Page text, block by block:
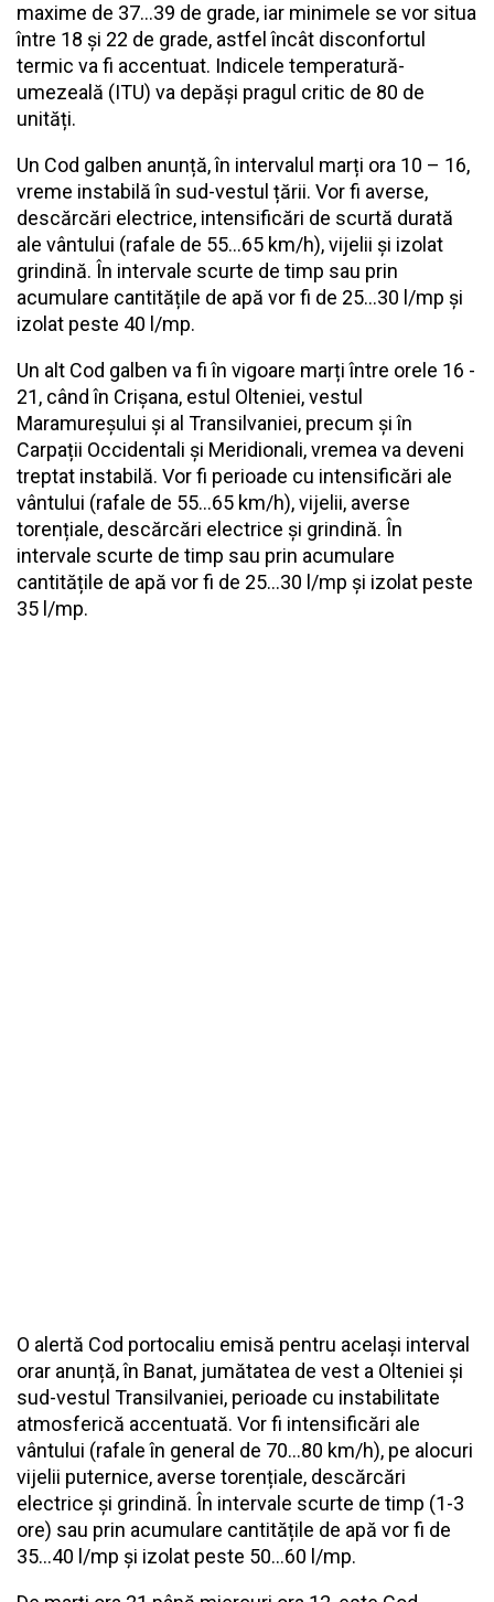
maxime de 37...39 de grade, iar minimele se vor situa
între 18 și 22 de grade, astfel încât disconfortul
termic va fi accentuat. Indicele temperatură-
umezeală (ITU) va depăși pragul critic de 80 de
unități.
Un Cod galben anunță, în intervalul marți ora 10 – 16,
vreme instabilă în sud-vestul țării. Vor fi averse,
descărcări electrice, intensificări de scurtă durată
ale vântului (rafale de 55...65 km/h), vijelii și izolat
grindină. În intervale scurte de timp sau prin
acumulare cantitățile de apă vor fi de 25...30 l/mp și
izolat peste 40 l/mp.
Un alt Cod galben va fi în vigoare marți între orele 16 -
21, când în Crișana, estul Olteniei, vestul
Maramureșului și al Transilvaniei, precum și în
Carpații Occidentali și Meridionali, vremea va deveni
treptat instabilă. Vor fi perioade cu intensificări ale
vântului (rafale de 55...65 km/h), vijelii, averse
torențiale, descărcări electrice și grindină. În
intervale scurte de timp sau prin acumulare
cantitățile de apă vor fi de 25...30 l/mp și izolat peste
35 l/mp.
O alertă Cod portocaliu emisă pentru același interval
orar anunță, în Banat, jumătatea de vest a Olteniei și
sud-vestul Transilvaniei, perioade cu instabilitate
atmosferică accentuată. Vor fi intensificări ale
vântului (rafale în general de 70...80 km/h), pe alocuri
vijelii puternice, averse torențiale, descărcări
electrice și grindină. În intervale scurte de timp (1-3
ore) sau prin acumulare cantitățile de apă vor fi de
35...40 l/mp și izolat peste 50...60 l/mp.